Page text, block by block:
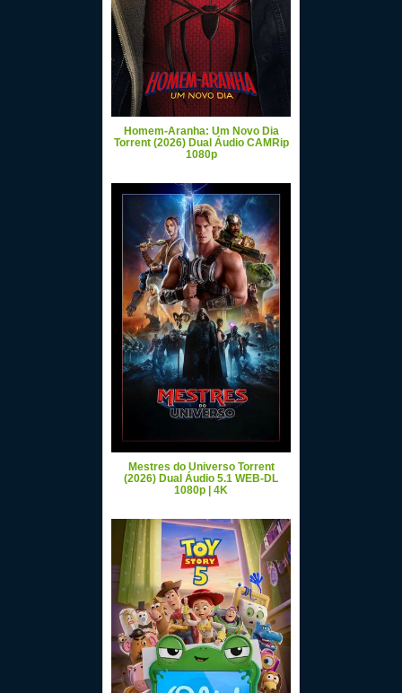
Homem-Aranha: Um Novo Dia
Torrent (2026) Dual Áudio CAMRip
1080p
Mestres do Universo Torrent
(2026) Dual Áudio 5.1 WEB-DL
1080p | 4K